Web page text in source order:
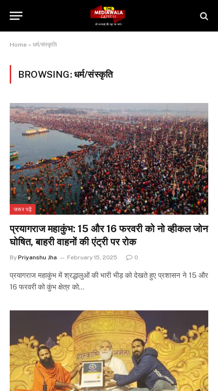
Home » धर्म/संस्कृति
BROWSING:धर्म/संस्कृति
जरूर पढ़ें
प्रयागराज महाकुंभ: 15 और 16 फरवरी को नो व्हीकल जोन
घोषित, बाहरी वाहनों की एंट्री पर रोक
By Priyanshu Jha February 15, 2025 0
प्रयागराज महाकुंभ में श्रद्धालुओं की भारी भीड़ को देखते हुए प्रशासन ने 15 और
16 फरवरी को कुंभ क्षेत्र को…